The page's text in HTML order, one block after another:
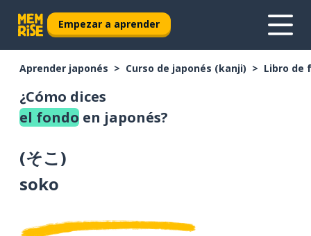
Empezar a aprender
Aprender japonés Curso de japonés (kanji) Libro de
¿Cómo dices
el fondo en japonés?
(そこ)
soko